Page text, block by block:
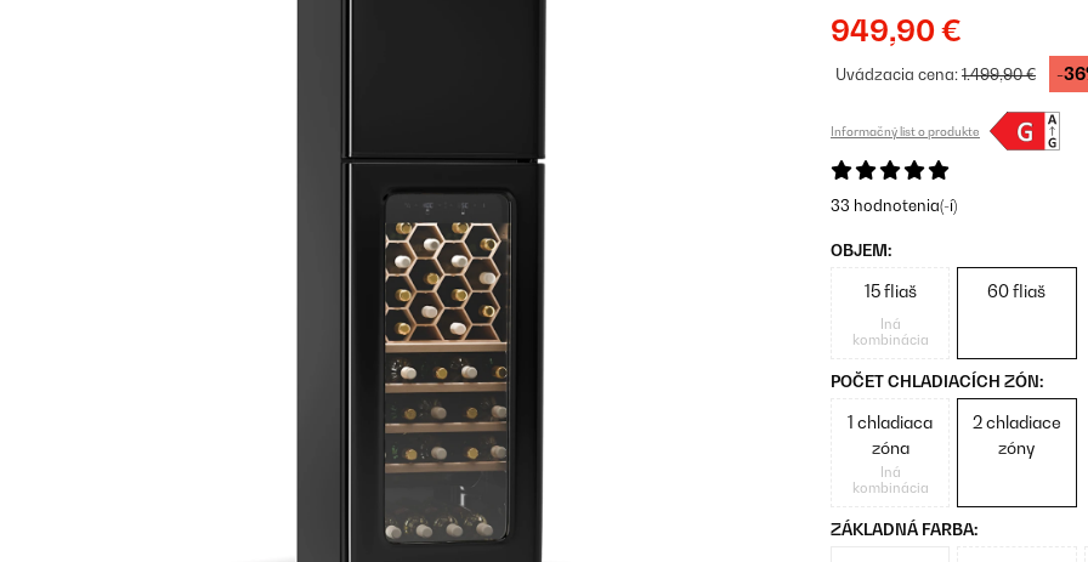
949,90 €
Uvádzacia cena:1.499,90 € -
Informačný list o produkte
33 hodnotenia(-í)
OBJEM:
15 fliaš
Iná
kombinácia
60 fliaš
POČET CHLADIACÍCH ZÓN:
1 chladiaca
zóna
Iná
kombinácia
2 chladiace
zóny
ZÁKLADNÁ FARBA: